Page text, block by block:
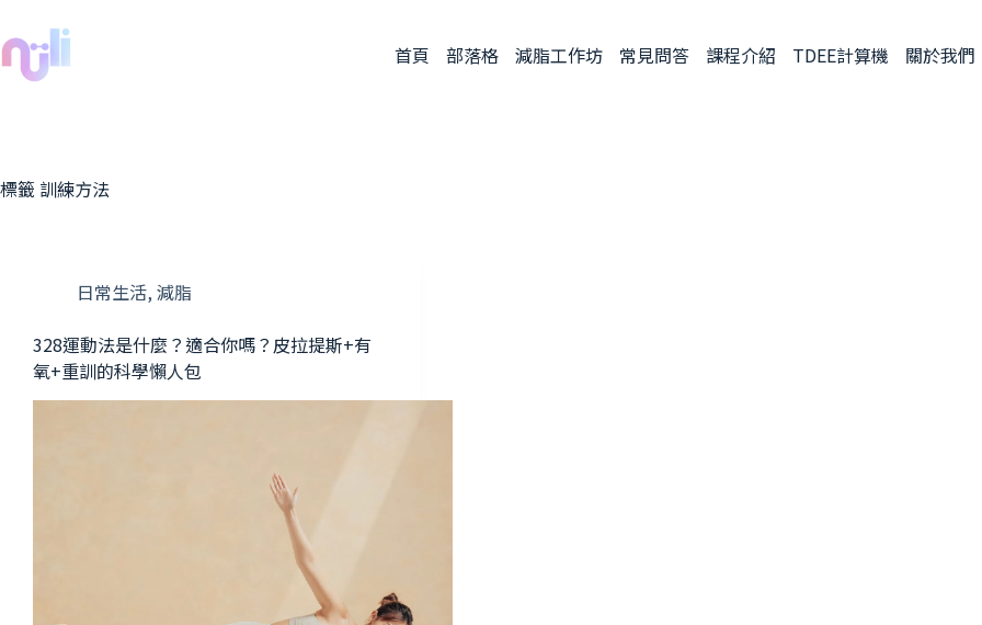
首頁 部落格 減脂工作坊 常見問答 課程介紹 TDEE計算機 關於我們
標籤 訓練方法
日常生活, 減脂
328運動法是什麼？適合你嗎？皮拉提斯+有
氧+重訓的科學懶人包